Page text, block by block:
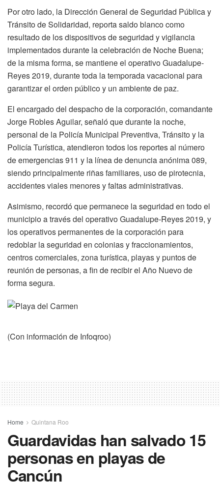
Por otro lado, la Dirección General de Seguridad Pública y
Tránsito de Solidaridad, reporta saldo blanco como
resultado de los dispositivos de seguridad y vigilancia
implementados durante la celebración de Noche Buena;
de la misma forma, se mantiene el operativo Guadalupe-
Reyes 2019, durante toda la temporada vacacional para
garantizar el orden público y un ambiente de paz.
El encargado del despacho de la corporación, comandante
Jorge Robles Aguilar, señaló que durante la noche,
personal de la Policía Municipal Preventiva, Tránsito y la
Policía Turística, atendieron todos los reportes al número
de emergencias 911 y la línea de denuncia anónima 089,
siendo principalmente riñas familiares, uso de pirotecnia,
accidentes viales menores y faltas administrativas.
Asimismo, recordó que permanece la seguridad en todo el
municipio a través del operativo Guadalupe-Reyes 2019, y
los operativos permanentes de la corporación para
redoblar la seguridad en colonias y fraccionamientos,
centros comerciales, zona turística, playas y puntos de
reunión de personas, a fin de recibir el Año Nuevo de
forma segura.
(Con información de Infoqroo)
Home Quintana Roo
Guardavidas han salvado 15
personas en playas de
Cancún